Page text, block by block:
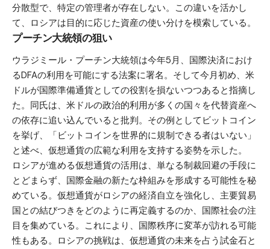
分散型で、特定の管理者が存在しない。この違いを活かし
て、ロシアは目的に応じた資産の使い分けを模索している。
プーチン大統領の狙い
ウラジミール・プーチン大統領は今年5月、国際決済におけ
るDFAの利用を可能にする法案に署名。そして今月初め、米
ドルが国際準備通貨としての役割を損ないつつあると指摘し
た。同氏は、米ドルの政治的利用が多くの国々を代替資産へ
の依存に追い込んでいると批判。その例としてビットコイン
を挙げ、「ビットコインを世界的に規制できる者はいない」
と述べ、仮想通貨の広範な利用を支持する姿勢を示した。
ロシアが進める仮想通貨の活用は、単なる制裁回避の手段に
とどまらず、国際金融の新たな枠組みを形成する可能性を秘
めている。仮想通貨がロシアの経済自立を強化し、主要貿易
国との結びつきをどのように再定義するのか、国際社会の注
目を集めている。これにより、国際秩序に変革が訪れる可能
性もある。ロシアの挑戦は、仮想通貨の未来を占う試金石と